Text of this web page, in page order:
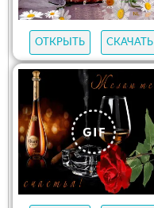
ОТКРЫТЬ СКАЧАТЬ